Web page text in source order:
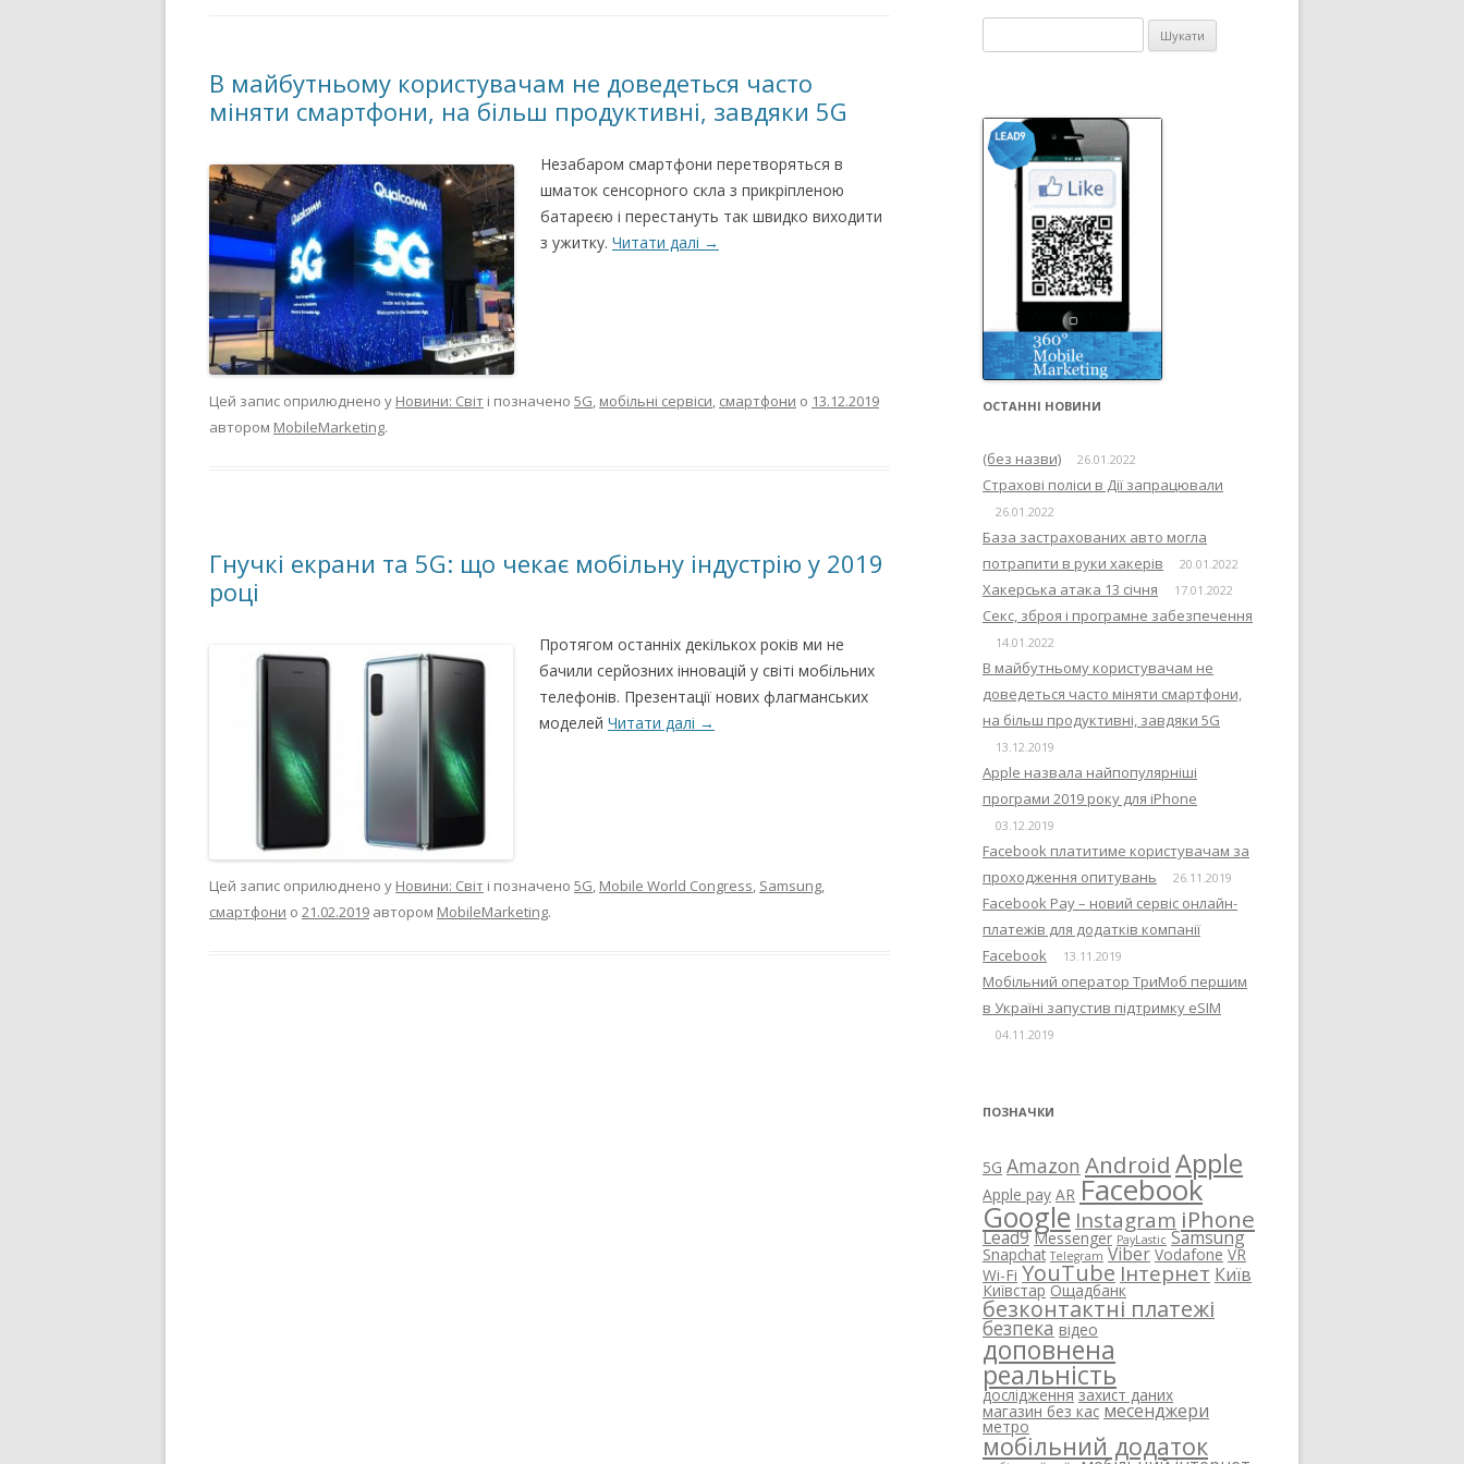
В майбутньому користувачам не доведеться часто
міняти смартфони, на більш продуктивні, завдяки 5G
Незабаром смартфони перетворяться в
шматок сенсорного скла з прикріпленою
батареєю і перестануть так швидко виходити
з ужитку. Читати далі →
Цей запис оприлюднено у Новини: Світ і позначено 5G, мобільні сервіси, смартфони о 13.12.2019
автором MobileMarketing.
Гнучкі екрани та 5G: що чекає мобільну індустрію у 2019
році
Протягом останніх декількох років ми не
бачили серйозних інновацій у світі мобільних
телефонів. Презентації нових флагманських
моделей Читати далі →
Цей запис оприлюднено у Новини: Світ і позначено 5G, Mobile World Congress, Samsung,
смартфони о 21.02.2019 автором MobileMarketing.
ОСТАННІ НОВИНИ
(без назви) 26.01.2022
Страхові поліси в Дії запрацювали
26.01.2022
База застрахованих авто могла
потрапити в руки хакерів
20.01.2022
Хакерська атака 13 січня 17.01.2022
Секс, зброя і програмне забезпечення
14.01.2022
В майбутньому користувачам не
доведеться часто міняти смартфони,
на більш продуктивні, завдяки 5G
13.12.2019
Apple назвала найпопулярніші
програми 2019 року для iPhone
03.12.2019
Facebook платитиме користувачам за
проходження опитувань
26.11.2019
Facebook Pay – новий сервіс онлайн-
платежів для додатків компанії
Facebook
13.11.2019
Мобільний оператор ТриМоб першим
в Україні запустив підтримку eSIM
04.11.2019
ПОЗНАЧКИ
5G Amazon Android Apple
Apple pay AR Facebook
Google Instagram iPhone
Lead9 Messenger PayLastic Samsung
Snapchat Telegram Viber Vodafone VR
Wi-Fi YouTube Інтернет Київ
Київстар Ощадбанк
безконтактні платежі
безпека відео
доповнена
реальність
дослідження захист даних
магазин без кас месенджери
метро
мобільний додаток